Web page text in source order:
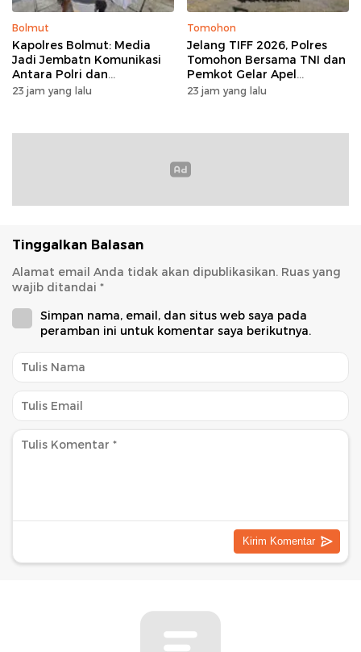
Bolmut
Kapolres Bolmut: Media
Jadi Jembatn Komunikasi
Antara Polri dan
Masyarakat
23 jam yang lalu
Tomohon
Jelang TIFF 2026, Polres
Tomohon Bersama TNI dan
Pemkot Gelar Apel
Kesiapan Pengamanan
23 jam yang lalu
Tinggalkan Balasan
Alamat email Anda tidak akan dipublikasikan. Ruas yang
wajib ditandai *
Simpan nama, email, dan situs web saya pada
peramban ini untuk komentar saya berikutnya.